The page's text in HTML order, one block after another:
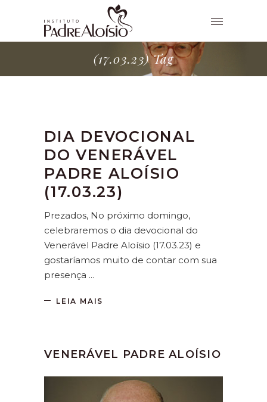
(17.03.23) Tag
DIA DEVOCIONAL
DO VENERÁVEL
PADRE ALOÍSIO
(17.03.23)
Prezados, No próximo domingo,
celebraremos o dia devocional do
Venerável Padre Aloísio (17.03.23) e
gostaríamos muito de contar com sua
presença
LEIA MAIS
VENERÁVEL PADRE ALOÍSIO